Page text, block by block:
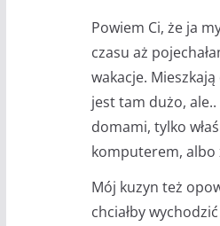
Powiem Ci, że ja
czasu aż
wakacje.
jest tam dużo,
domami, tylko
komputerem, albo
Mój kuzyn też
chciałby